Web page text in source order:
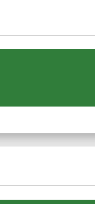
А из-за